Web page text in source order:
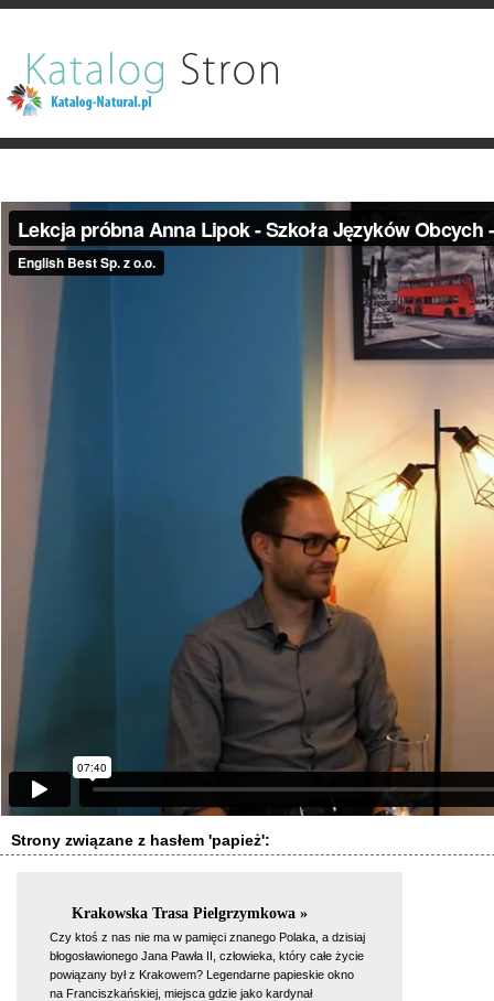
Strony związane z hasłem 'papież':
Krakowska Trasa Pielgrzymkowa »
Czy ktoś z nas nie ma w pamięci znanego Polaka, a dzisiaj
błogosławionego Jana Pawła II, człowieka, który całe życie
powiązany był z Krakowem? Legendarne papieskie okno
na Franciszkańskiej, miejsca gdzie jako kardynał